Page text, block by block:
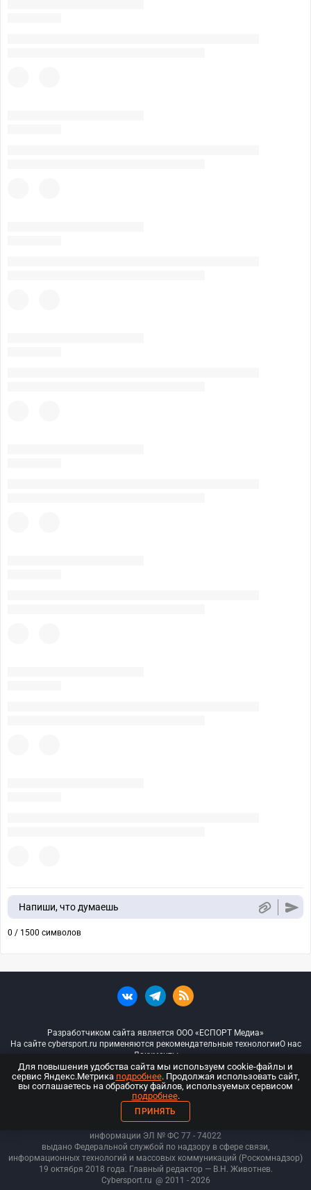
Напиши, что думаешь
0 / 1500 символов
Разработчиком сайта является ООО «ЕСПОРТ Медиа»
На сайте cybersport.ru применяются рекомендательные технологииО нас
Документы
© ООО «Киберспорт.ру» — Все права защищены
18+
ООО «Киберспорт.ру». Свидетельство о регистрации средств массовой
информации ЭЛ № ФС 77 - 74022
выдано Федеральной службой по надзору в сфере связи,
информационных технологий и массовых коммуникаций (Роскомнадзор)
19 октября 2018 года. Главный редактор — В.Н. Животнев.
Cybersport.ru @ 2011 - 2026
Для повышения удобства сайта мы используем cookie-файлы и
сервис Яндекс.Метрика подробнее. Продолжая использовать сайт,
вы соглашаетесь на обработку файлов, используемых сервисом
подробнее.
ПРИНЯТЬ